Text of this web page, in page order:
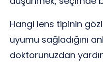
Hangi lens tipinin
uyumu sağladığını
doktorunuzdan